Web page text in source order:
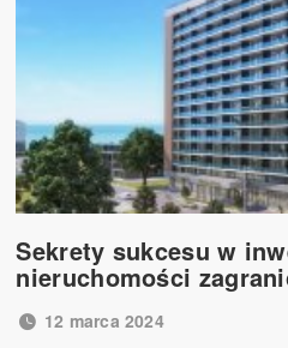
Sekrety sukcesu w
nieruchomości
12 marca 2024